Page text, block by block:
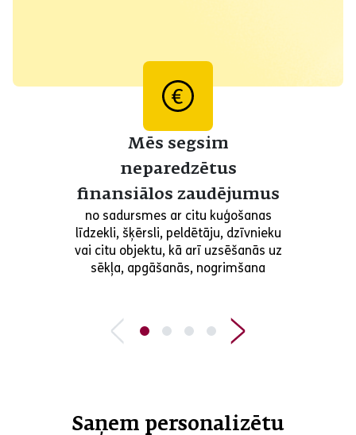
Mēs segsim
neparedzētus
finansiālos zaudējumus
no sadursmes ar citu kuģošanas
līdzekli, šķērsli, peldētāju, dzīvnieku
vai citu objektu, kā arī uzsēšanās uz
sēkļa, apgāšanās, nogrimšana
Saņem personalizētu